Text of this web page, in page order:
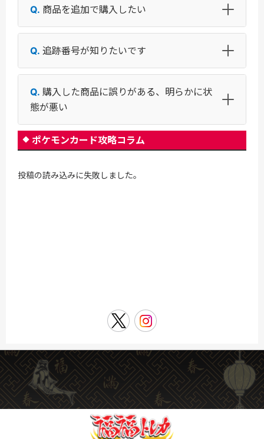
商品を追加で購入したい
追跡番号が知りたいです
購入した商品に誤りがある、明らかに状
態が悪い
ポケモンカード攻略コラム
投稿の読み込みに失敗しました。